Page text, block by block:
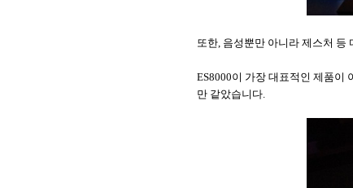
또한, 음성뿐만 아니라 제스처 등
ES8000이 가장 대표적인 제품이
만 같았습니다.